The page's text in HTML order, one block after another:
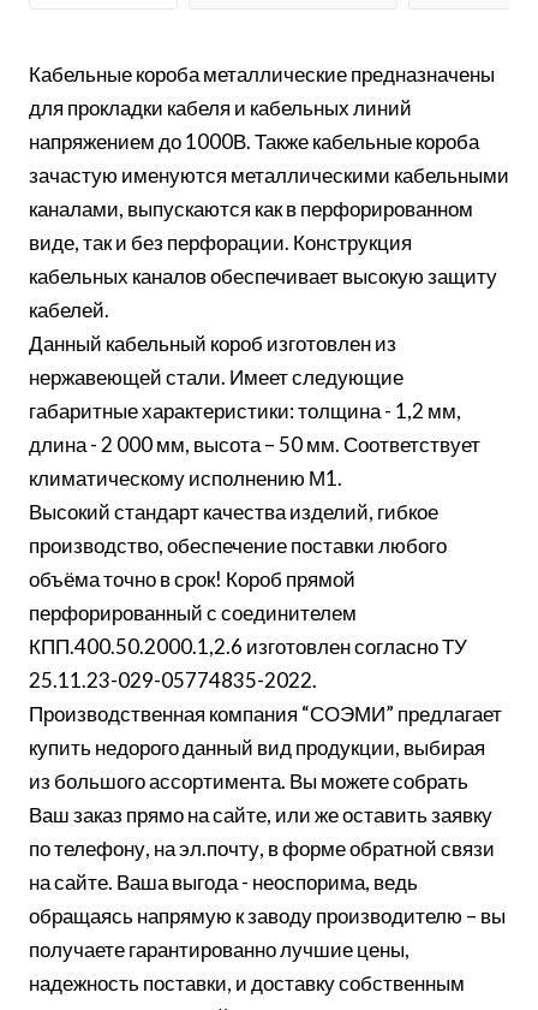
Кабельные короба металлические предназначены
для прокладки кабеля и кабельных линий
напряжением до 1000В. Также кабельные короба
зачастую именуются металлическими кабельными
каналами, выпускаются как в перфорированном
виде, так и без перфорации. Конструкция
кабельных каналов обеспечивает высокую защиту
кабелей.
Данный кабельный короб изготовлен из
нержавеющей стали. Имеет следующие
габаритные характеристики: толщина - 1,2 мм,
длина - 2 000 мм, высота – 50 мм. Соответствует
климатическому исполнению М1.
Высокий стандарт качества изделий, гибкое
производство, обеспечение поставки любого
объёма точно в срок! Короб прямой
перфорированный с соединителем
КПП.400.50.2000.1,2.6 изготовлен согласно ТУ
25.11.23-029-05774835-2022.
Производственная компания “СОЭМИ” предлагает
купить недорого данный вид продукции, выбирая
из большого ассортимента. Вы можете собрать
Ваш заказ прямо на сайте, или же оставить заявку
по телефону, на эл.почту, в форме обратной связи
на сайте. Ваша выгода - неоспорима, ведь
обращаясь напрямую к заводу производителю – вы
получаете гарантированно лучшие цены,
надежность поставки, и доставку собственным